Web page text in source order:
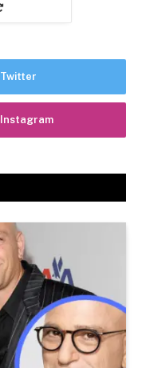
Twitter
Instagram